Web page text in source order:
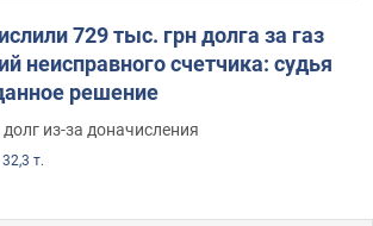
729 тыс. грн долга за газ
неисправного счетчика: судья
решение
из-за доначисления
32,3 т.